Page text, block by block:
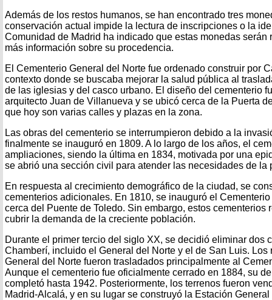
Además de los restos humanos, se han encontrado tres
conservación actual impide la lectura de inscripciones o la
Comunidad de Madrid ha indicado que estas monedas serán
más información sobre su procedencia.
El Cementerio General del Norte fue ordenado construir por
contexto donde se buscaba mejorar la salud pública al
de las iglesias y del casco urbano. El diseño del cementerio
arquitecto Juan de Villanueva y se ubicó cerca de la Puerta
que hoy son varias calles y plazas en la zona.
Las obras del cementerio se interrumpieron debido a la
finalmente se inauguró en 1809. A lo largo de los años, el
ampliaciones, siendo la última en 1834, motivada por una
se abrió una sección civil para atender las necesidades de la
En respuesta al crecimiento demográfico de la ciudad, se
cementerios adicionales. En 1810, se inauguró el
cerca del Puente de Toledo. Sin embargo, estos cementerios
cubrir la demanda de la creciente población.
Durante el primer tercio del siglo XX, se decidió eliminar dos
Chamberí, incluido el General del Norte y el de San Luis. Los
General del Norte fueron trasladados principalmente al
Aunque el cementerio fue oficialmente cerrado en 1884, su
completó hasta 1942. Posteriormente, los terrenos fueron
Madrid-Alcalá, y en su lugar se construyó la Estación